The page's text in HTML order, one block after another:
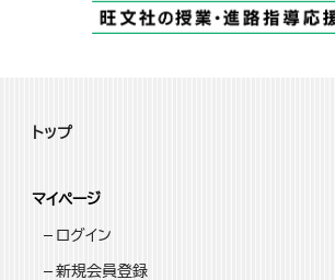
トップ
マイページ
ログイン
新規会員登録